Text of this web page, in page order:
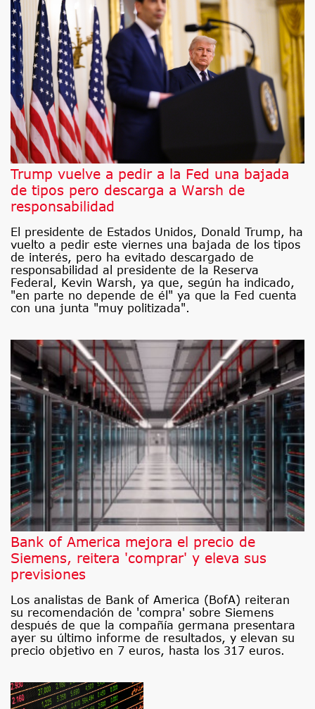
Trump vuelve a pedir a la Fed una bajada
de tipos pero descarga a Warsh de
responsabilidad
El presidente de Estados Unidos, Donald Trump, ha
vuelto a pedir este viernes una bajada de los tipos
de interés, pero ha evitado descargado de
responsabilidad al presidente de la Reserva
Federal, Kevin Warsh, ya que, según ha indicado,
"en parte no depende de él" ya que la Fed cuenta
con una junta "muy politizada".
Bank of America mejora el precio de
Siemens, reitera 'comprar' y eleva sus
previsiones
Los analistas de Bank of America (BofA) reiteran
su recomendación de 'compra' sobre Siemens
después de que la compañía germana presentara
ayer su último informe de resultados, y elevan su
precio objetivo en 7 euros, hasta los 317 euros.